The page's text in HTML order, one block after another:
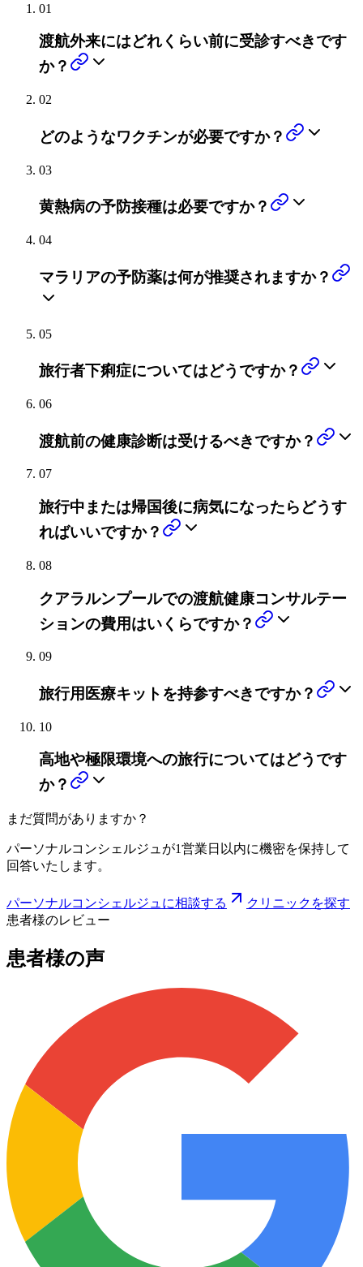
01
渡航外来にはどれくらい前に受診すべきです
か？
02
どのようなワクチンが必要ですか？
03
黄熱病の予防接種は必要ですか？
04
マラリアの予防薬は何が推奨されますか？
05
旅行者下痢症についてはどうですか？
06
渡航前の健康診断は受けるべきですか？
07
旅行中または帰国後に病気になったらどうす
ればいいですか？
08
クアラルンプールでの渡航健康コンサルテー
ションの費用はいくらですか？
09
旅行用医療キットを持参すべきですか？
10
高地や極限環境への旅行についてはどうです
か？
まだ質問がありますか？
パーソナルコンシェルジュが1営業日以内に機密を保持して
回答いたします。
パーソナルコンシェルジュに相談する
クリニックを探す
患者様のレビュー
患者様の声